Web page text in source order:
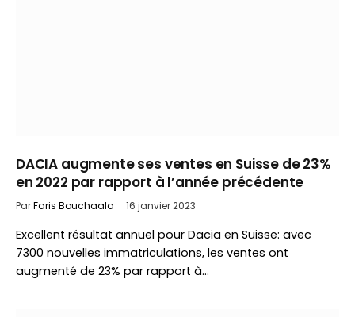
DACIA augmente ses ventes en Suisse de 23%
en 2022 par rapport à l’année précédente
ParFaris Bouchaala 16 janvier 2023
Excellent résultat annuel pour Dacia en Suisse: avec
7300 nouvelles immatriculations, les ventes ont
augmenté de 23% par rapport à…